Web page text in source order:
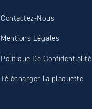
Contactez-Nous
Mentions Légales
Politique De Confidentialité
Télécharger la plaquette